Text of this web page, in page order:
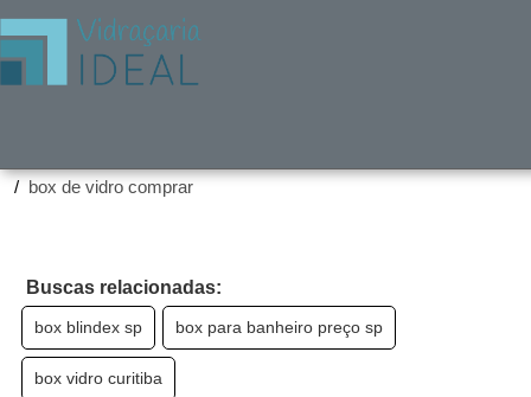
box de vidro comprar
Buscas relacionadas:
box blindex sp box para banheiro preço sp
box vidro curitiba